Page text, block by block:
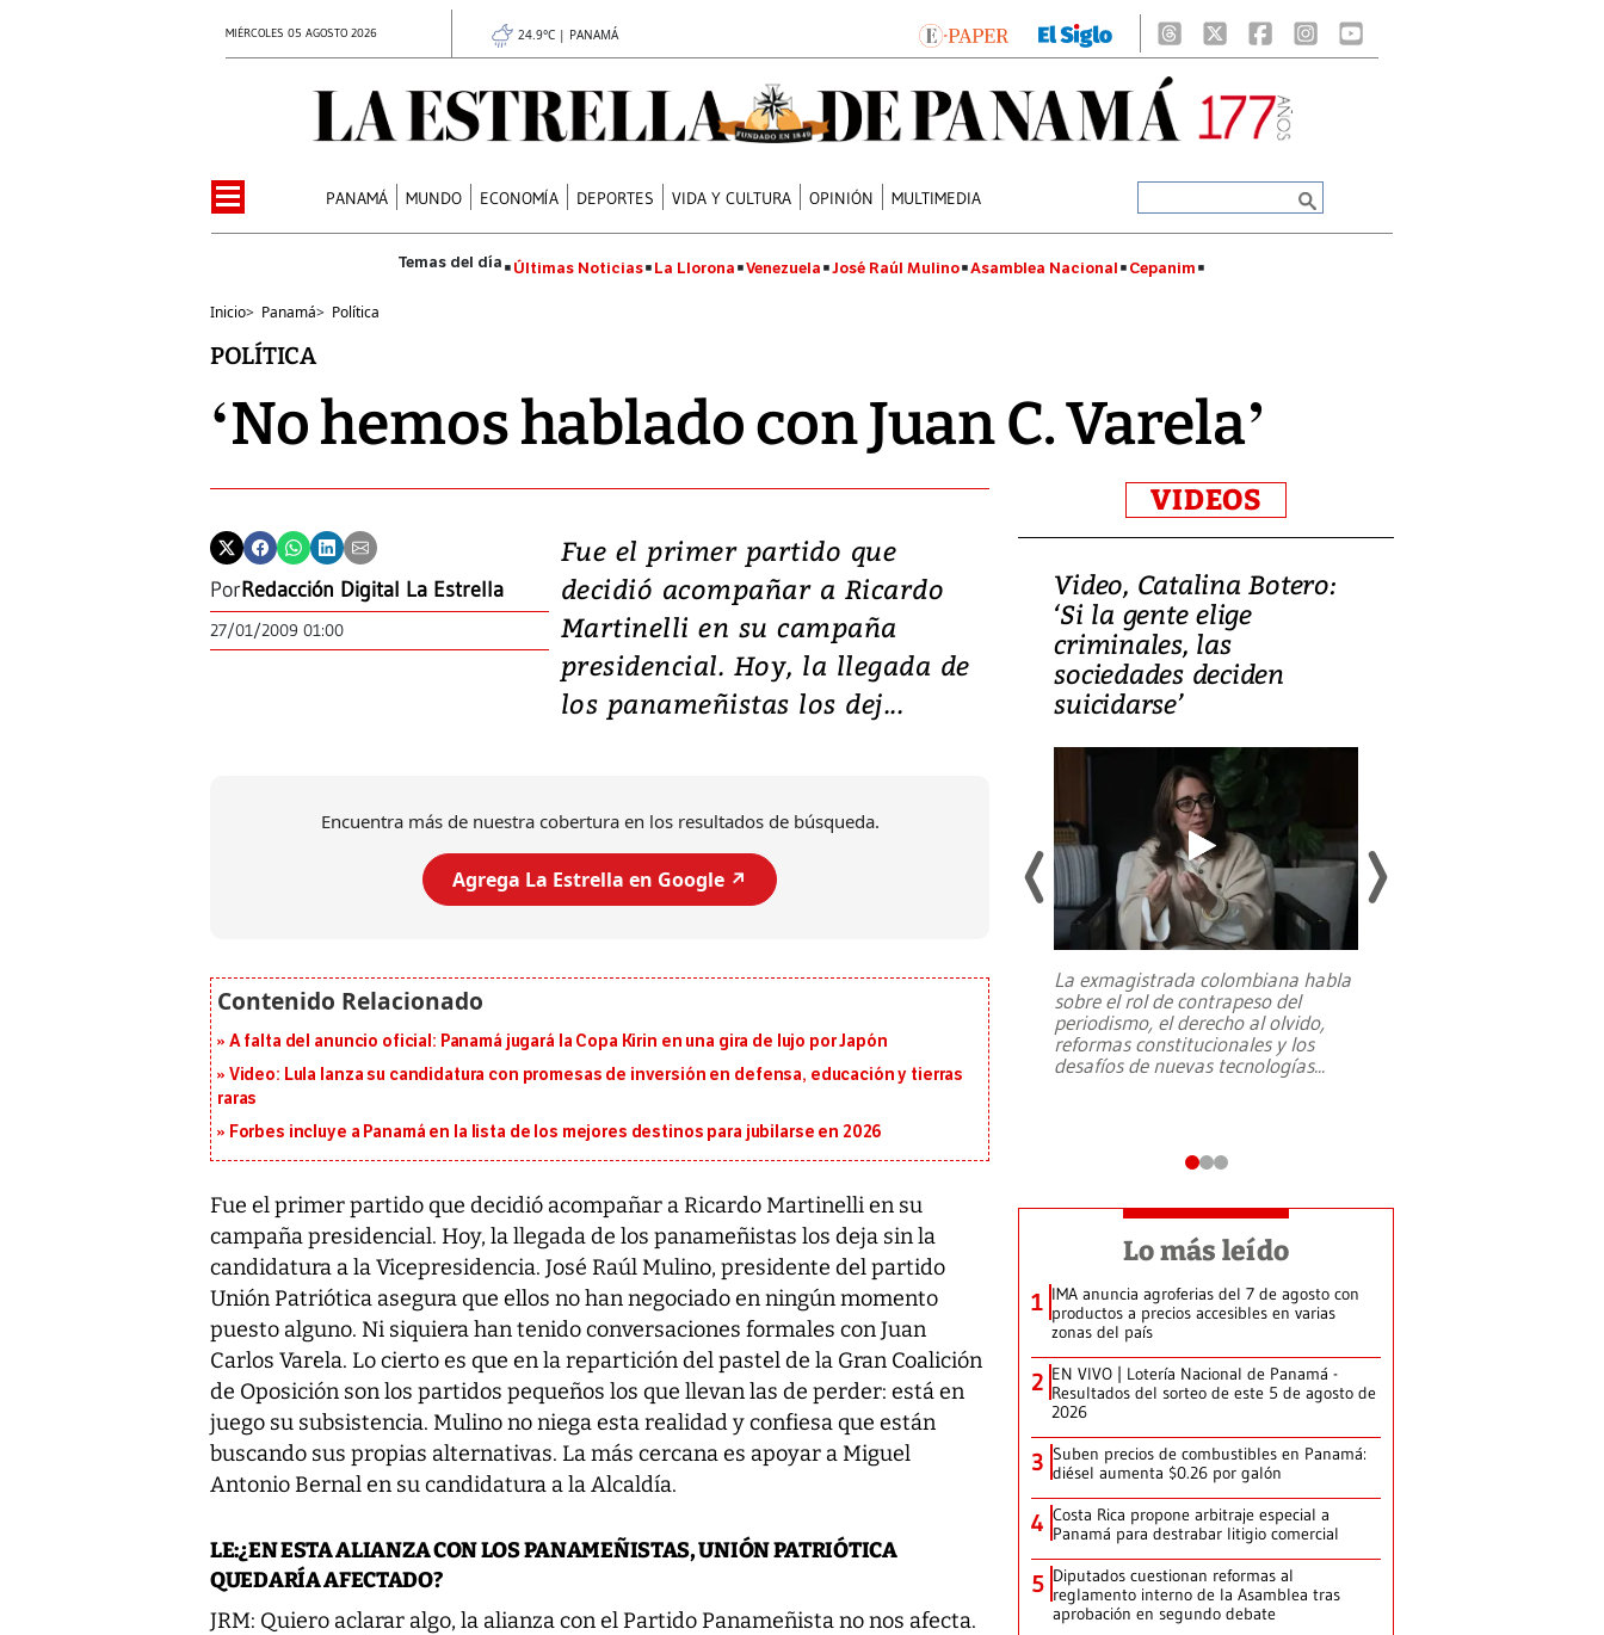
MIÉRCOLES 05 AGOSTO 2026 24.9°C | PANAMÁ
PANAMÁ MUNDO ECONOMÍA DEPORTES VIDA Y CULTURA OPINIÓN MULTIMEDIA
Últimas Noticias La Llorona Venezuela José Raúl Mulino Asamblea Nacional Cepanim
Inicio> Panamá> Política
POLÍTICA
‘No hemos hablado con Juan C. Varela’
PorRedacción Digital La Estrella
27/01/2009 01:00
Fue el primer partido que
decidió acompañar a Ricardo
Martinelli en su campaña
presidencial. Hoy, la llegada de
los panameñistas los dej...
Encuentra más de nuestra cobertura en los resultados de búsqueda.
Agrega La Estrella en Google ↗️
A falta del anuncio oficial: Panamá jugará la Copa Kirin en una gira de lujo por Japón
Video: Lula lanza su candidatura con promesas de inversión en defensa, educación y tierras
raras
Forbes incluye a Panamá en la lista de los mejores destinos para jubilarse en 2026
Fue el primer partido que decidió acompañar a Ricardo Martinelli en su
campaña presidencial. Hoy, la llegada de los panameñistas los deja sin la
candidatura a la Vicepresidencia. José Raúl Mulino, presidente del partido
Unión Patriótica asegura que ellos no han negociado en ningún momento
puesto alguno. Ni siquiera han tenido conversaciones formales con Juan
Carlos Varela. Lo cierto es que en la repartición del pastel de la Gran Coalición
de Oposición son los partidos pequeños los que llevan las de perder: está en
juego su subsistencia. Mulino no niega esta realidad y confiesa que están
buscando sus propias alternativas. La más cercana es apoyar a Miguel
Antonio Bernal en su candidatura a la Alcaldía.
LE:¿EN ESTA ALIANZA CON LOS PANAMEÑISTAS, UNIÓN PATRIÓTICA
QUEDARÍA AFECTADO?
JRM: Quiero aclarar algo, la alianza con el Partido Panameñista no nos afecta.
VIDEOS
Video, Japón: Terremoto
deja heridos y graves
daños en Kumamoto
al sur de Japón, provocando una
Video, Catalina Botero:
‘Si la gente elige
criminales, las
sociedades deciden
suicidarse’
La exmagistrada colombiana habla
sobre el rol de contrapeso del
periodismo, el derecho al olvido,
reformas constitucionales y los
desafíos de nuevas tecnologías...
Lo más leído
1 IMA anuncia agroferias del 7 de agosto con
productos a precios accesibles en varias
zonas del país
2 EN VIVO | Lotería Nacional de Panamá -
Resultados del sorteo de este 5 de agosto de
2026
3 Suben precios de combustibles en Panamá:
diésel aumenta $0.26 por galón
4 Costa Rica propone arbitraje especial a
Panamá para destrabar litigio comercial
5 Diputados cuestionan reformas al
reglamento interno de la Asamblea tras
aprobación en segundo debate